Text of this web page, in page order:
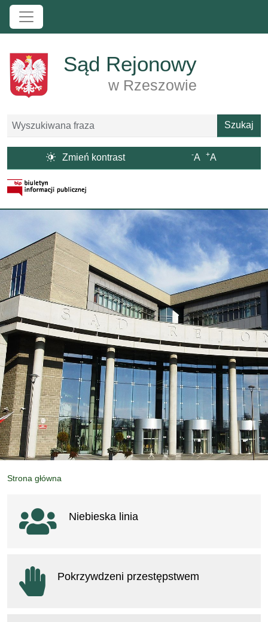
Przejdź do treści
Sąd Rejonowy
w Rzeszowie
Szukaj Szukaj
 Zmień kontrast -A +A
Strona BIP otwiera się w nowym oknie
Strona główna
Ważne linki
Niebieska linia
Pokrzywdzeni przestępstwem